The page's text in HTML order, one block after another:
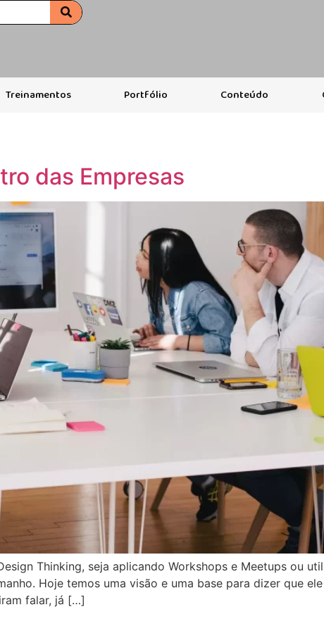
Treinamentos Portfólio Conteúdo
das Empresas
Thinking, seja aplicando Workshops e Meetups ou
Hoje temos uma visão e uma base para dizer que
falar, já […]